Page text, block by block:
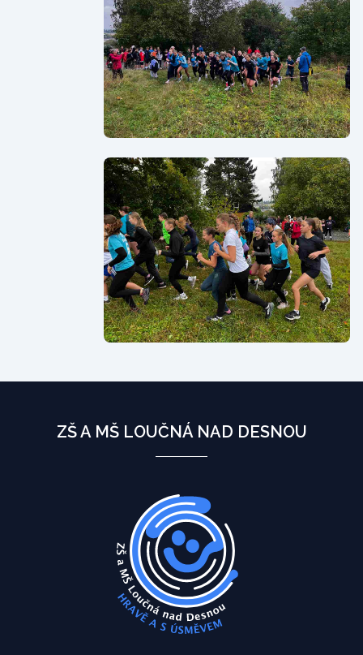
ZŠ A MŠ LOUČNÁ NAD DESNOU